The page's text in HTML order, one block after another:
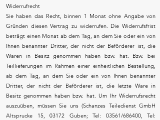
Widerrufrecht
Sie haben das Recht, binnen 1 Monat ohne Angabe von
Gründen diesen Vertrag zu widerrufen. Die Widerrufsfrist
beträgt einen Monat ab dem Tag, an dem Sie oder ein von
Ihnen benannter Dritter, der nicht der Beförderer ist, die
Waren in Besitz genommen haben bzw. hat. Bzw. bei
Teillieferungen im Rahmen einer einheitlichen Bestellung,
ab dem Tag, an dem Sie oder ein von Ihnen benannter
Dritter, der nicht der Beförderer ist, die letzte Ware in
Besitz genommen haben bzw. hat. Um Ihr Widerrufsrecht
auszuüben, müssen Sie uns (Schanzes Teiledienst GmbH
Altsprucke 15, 03172 Guben; Tel: 03561/686400, Tel: